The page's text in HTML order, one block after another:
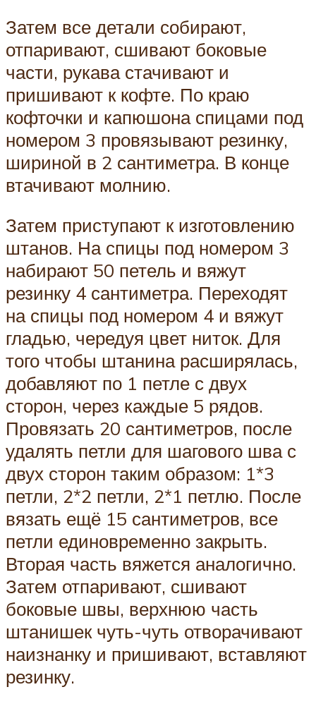
Затем все детали собирают,
отпаривают, сшивают боковые
части, рукава стачивают и
пришивают к кофте. По краю
кофточки и капюшона спицами под
номером 3 провязывают резинку,
шириной в 2 сантиметра. В конце
втачивают молнию.
Затем приступают к изготовлению
штанов. На спицы под номером 3
набирают 50 петель и вяжут
резинку 4 сантиметра. Переходят
на спицы под номером 4 и вяжут
гладью, чередуя цвет ниток. Для
того чтобы штанина расширялась,
добавляют по 1 петле с двух
сторон, через каждые 5 рядов.
Провязать 20 сантиметров, после
удалять петли для шагового шва с
двух сторон таким образом: 1*3
петли, 2*2 петли, 2*1 петлю. После
вязать ещё 15 сантиметров, все
петли единовременно закрыть.
Вторая часть вяжется аналогично.
Затем отпаривают, сшивают
боковые швы, верхнюю часть
штанишек чуть-чуть отворачивают
наизнанку и пришивают, вставляют
резинку.